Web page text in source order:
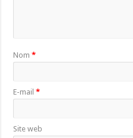
Nom*
E-mail*
Site web